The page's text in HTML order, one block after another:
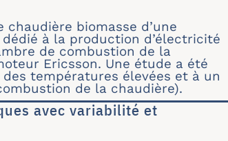
biomasse d’une
à la production d’électricité
de combustion de la
Ericsson. Une étude a été
températures élevées et à un
de la chaudière).
avec variabilité et